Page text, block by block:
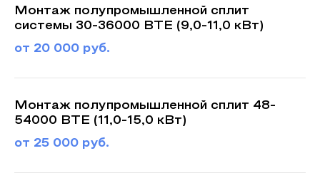
Монтаж полупромышленной сплит
системы 30-36000 BTE (9,0-11,0 кВт)
от 20 000 руб.
Монтаж полупромышленной сплит 48-
54000 BTE (11,0-15,0 кВт)
от 25 000 руб.